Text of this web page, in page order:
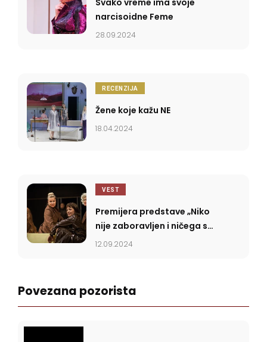
narcisoidne Feme
28.09.2024
RECENZIJA
Žene koje kažu NE
18.04.2024
VEST
Premijera predstave „Niko
nije zaboravljen i ničega se
ne sećamo” u Ateljeu 212
12.09.2024
Povezana pozorista